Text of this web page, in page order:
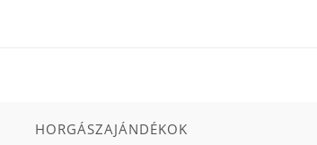
HORGÁSZAJÁNDÉKOK